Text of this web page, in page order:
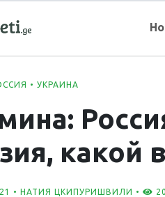
• УКРАИНА
какой
• НАТИЯ ЦКИПУРИШВИЛИ •